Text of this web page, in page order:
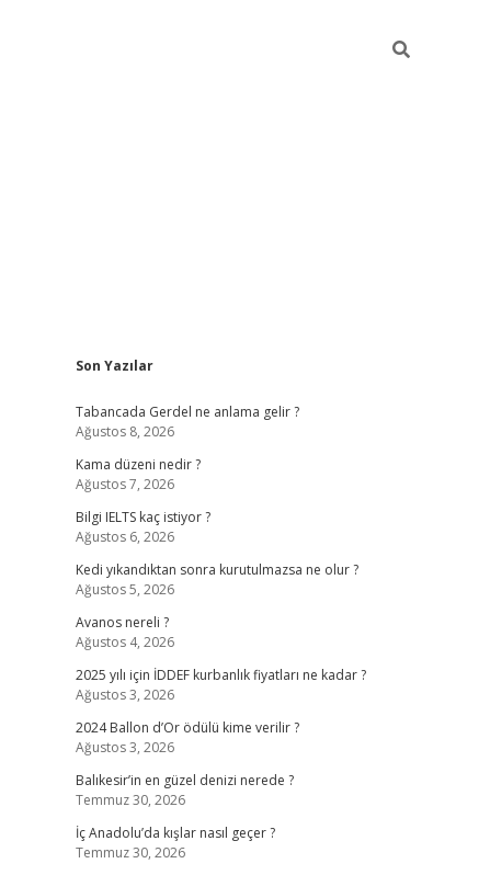
Sidebar
Son Yazılar
Tabancada Gerdel ne anlama gelir ?
Ağustos 8, 2026
Kama düzeni nedir ?
Ağustos 7, 2026
Bilgi IELTS kaç istiyor ?
Ağustos 6, 2026
Kedi yıkandıktan sonra kurutulmazsa ne olur ?
Ağustos 5, 2026
Avanos nereli ?
Ağustos 4, 2026
2025 yılı için İDDEF kurbanlık fiyatları ne kadar ?
Ağustos 3, 2026
2024 Ballon d’Or ödülü kime verilir ?
Ağustos 3, 2026
Balıkesir’in en güzel denizi nerede ?
Temmuz 30, 2026
İç Anadolu’da kışlar nasıl geçer ?
Temmuz 30, 2026
ilbetbetci